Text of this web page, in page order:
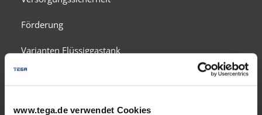
www.tega.de verwendet Cookies
Förderung
Varianten Flüssiggastank